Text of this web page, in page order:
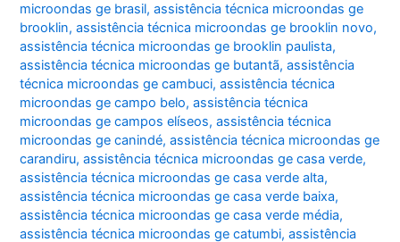
microondas ge brasil,assistência técnica microondas ge
brooklin,assistência técnica microondas ge brooklin novo,
assistência técnica microondas ge brooklin paulista,
assistência técnica microondas ge butantã,assistência
técnica microondas ge cambuci,assistência técnica
microondas ge campo belo,assistência técnica
microondas ge campos elíseos,assistência técnica
microondas ge canindé,assistência técnica microondas ge
carandiru,assistência técnica microondas ge casa verde,
assistência técnica microondas ge casa verde alta,
assistência técnica microondas ge casa verde baixa,
assistência técnica microondas ge casa verde média,
assistência técnica microondas ge catumbi,assistência